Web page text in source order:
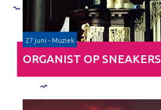
27 juni - Muziek
ORGANIST OP SNEAKERS